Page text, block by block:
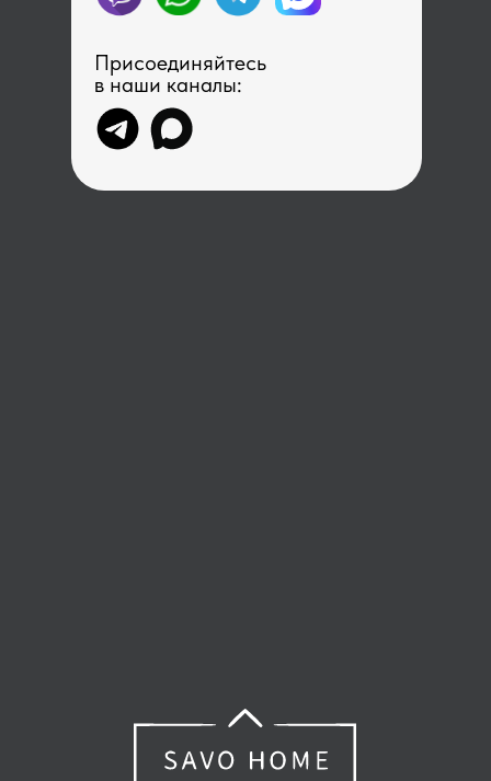
Присоединяйтесь
в наши каналы: